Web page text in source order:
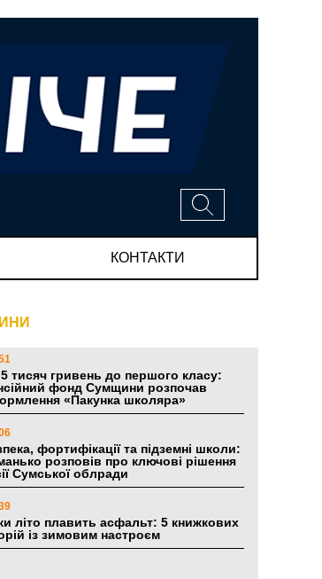
КОНТАКТИ
тисяч гривень до першого класу:
фонд Сумщини розпочав
«Пакунка школяра»
фортифікації та підземні школи:
розповів про ключові рішення
Сумської облради
літо плавить асфальт: 5 книжкових
із зимовим настроєм